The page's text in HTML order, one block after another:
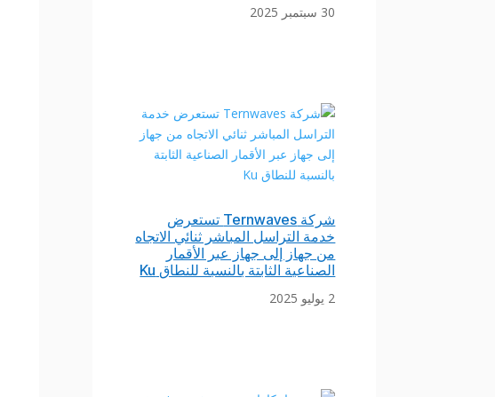
30 سبتمبر 2025
شركة Ternwaves تستعرض
خدمة التراسل المباشر ثنائي الاتجاه
من جهاز إلى جهاز عبر الأقمار
الصناعية الثابتة بالنسبة للنطاق Ku
2 يوليو 2025